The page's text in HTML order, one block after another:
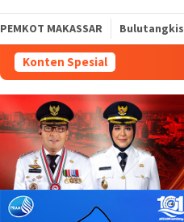
PEMKOT MAKASSAR Bulutangkis
Konten Spesial